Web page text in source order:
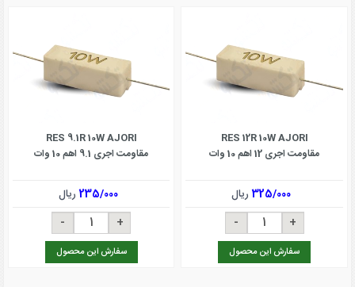
RES 12R 10W AJORI
مقاومت اجری 12 اهم 10 وات
325/000ریال
سفارش این محصول
RES 9.1R 10W AJORI
مقاومت اجری 9.1 اهم 10 وات
235/000ریال
سفارش این محصول